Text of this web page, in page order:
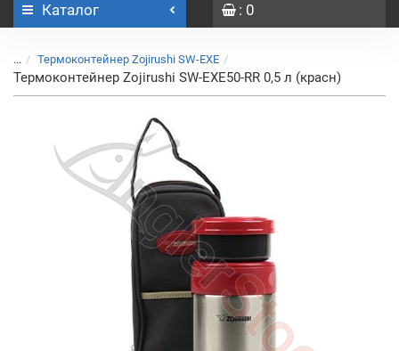
Каталог : 0
... Термоконтейнер Zojirushi SW-EXE
Термоконтейнер Zojirushi SW-EXE50-RR 0,5 л (красн)